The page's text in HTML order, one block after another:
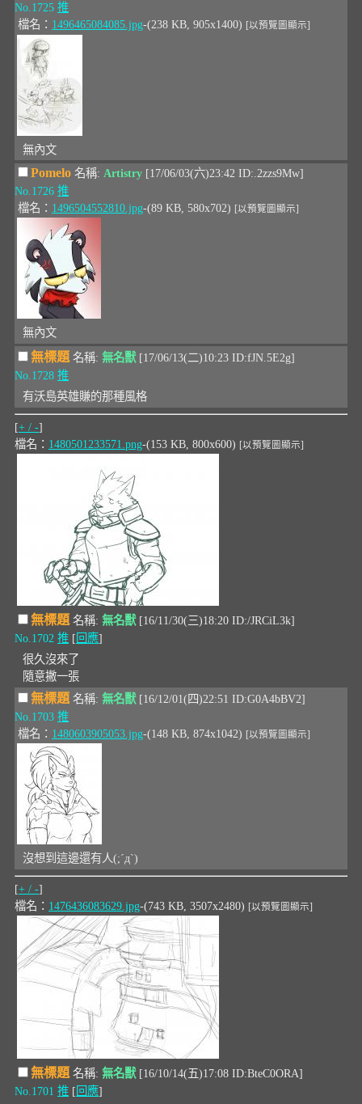
No.1725 推
檔名： 1496465084085.jpg-(238 KB, 905x1400) [以預覽圖顯示]
無內文
Pomelo 名稱: Artistry [17/06/03(六)23:42 ID:.2zzs9Mw]
No.1726 推
檔名： 1496504552810.jpg-(89 KB, 580x702) [以預覽圖顯示]
無內文
無標題 名稱: 無名獸[17/06/13(二)10:23 ID:fJN.5E2g]
No.1728 推
有沃島英雄賺的那種風格
[+ / -]
檔名： 1480501233571.png-(153 KB, 800x600) [以預覽圖顯示]
無標題 名稱: 無名獸[16/11/30(三)18:20 ID:/JRCiL3k]
No.1702 推 [ 回應]
很久沒來了
隨意撇一張
無標題 名稱: 無名獸[16/12/01(四)22:51 ID:G0A4bBV2]
No.1703 推
檔名： 1480603905053.jpg-(148 KB, 874x1042) [以預覽圖顯示]
沒想到這邊還有人(;ˊдˋ)
[+ / -]
檔名： 1476436083629.jpg-(743 KB, 3507x2480) [以預覽圖顯示]
無標題 名稱: 無名獸[16/10/14(五)17:08 ID:BteC0ORA]
No.1701 推 [ 回應]